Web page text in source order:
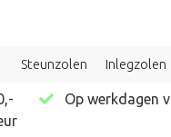
Steunzolen Inlegzolen
40,- Op werkdagen